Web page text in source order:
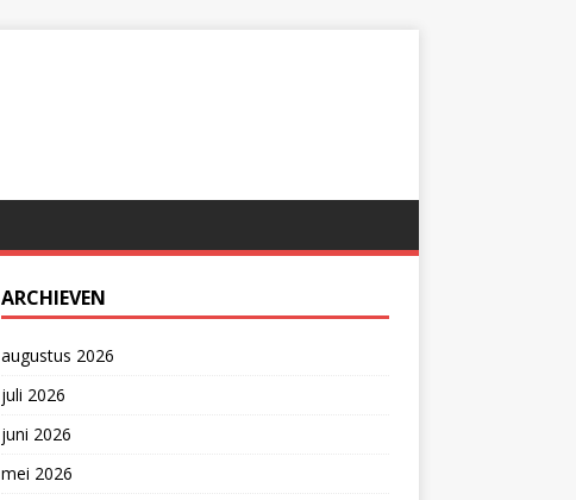
ARCHIEVEN
augustus 2026
juli 2026
juni 2026
mei 2026